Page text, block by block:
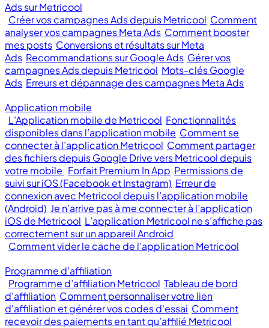
Ads sur Metricool
Créer vos campagnes Ads depuis Metricool Comment
analyser vos campagnes Meta Ads Comment booster
mes posts Conversions et résultats sur Meta
Ads Recommandations sur Google Ads Gérer vos
campagnes Ads depuis Metricool Mots-clés Google
Ads Erreurs et dépannage des campagnes Meta Ads
Application mobile
L’Application mobile de Metricool Fonctionnalités
disponibles dans l’application mobile Comment se
connecter à l’application Metricool Comment partager
des fichiers depuis Google Drive vers Metricool depuis
votre mobile Forfait Premium In App Permissions de
suivi sur iOS (Facebook et Instagram) Erreur de
connexion avec Metricool depuis l’application mobile
(Android) Je n’arrive pas à me connecter à l’application
iOS de Metricool L’application Metricool ne s’affiche pas
correctement sur un appareil Android
Comment vider le cache de l’application Metricool
Programme d'affiliation
Programme d’affiliation Metricool Tableau de bord
d’affiliation Comment personnaliser votre lien
d'affiliation et générer vos codes d'essai Comment
recevoir des paiements en tant qu’affilié Metricool